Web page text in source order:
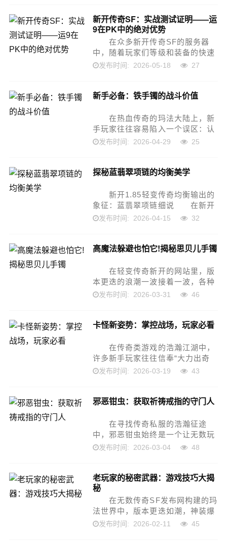
节奏与传统复古服有...
新开传奇SF：实战测试证明——运
9在PK中的绝对优势
在众多新开传奇SF的服务器
中，随着玩家们等级和装备的快速
提升，“幸运9套”(简称运9)再次成
率高，...
发布时间: 2026-05-18 27
新手必备：铁手镯的战斗价值
在热血传奇的玛法大陆上，新
手玩家往往容易陷入一个误区：认
为只有高级的圣战、法神套装才是
作为3级即可佩戴的...
发布时间: 2026-04-29 25
探秘蓝翡翠项链的均衡美学
新开1.85轻变传奇均衡输出的
象征：蓝翡翠项链细说 在新开
1.85轻变传奇的宏大世界里，装备
数值膨胀的终极神...
发布时间: 2026-04-15 32
高魔法躲避也怕它!揭秘思贝儿手镯
在轻变传奇新开的网站里，版
本更迭的浪潮一波接着一波，各种
炫酷的终极套装让人眼花缭乱。然
对于法师玩家而言，最...
发布时间: 2026-03-31 46
卡怪新姿势：掌控战场，玩家必看
在传奇类游戏的浩瀚江湖中，
许多新手玩家往往信奉“大力出奇
迹”，认为只要装备够好、药水够
度的提升，这...
发布时间: 2026-03-19 43
邪恶钳虫：获取祈祷戒指的守门人
在寻找传奇私服的浩瀚征途
中，邪恶钳虫始终是一个让无数玩
家既爱又恨的名字，尤其是对于那
变异巨...
发布时间: 2026-03-04 48
老玩家的秘密武器：游戏技巧大揭
秘
在无数传奇SF发布网构建的玛
法世界中，版本更迭如潮，神装爆
率日新月异，但真正让老玩家屹立
发布时间: 2026-02-11 45